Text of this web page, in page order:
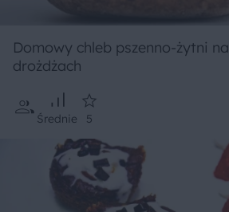
Domowy chleb pszenno-żytni na
drożdżach
Średnie 5